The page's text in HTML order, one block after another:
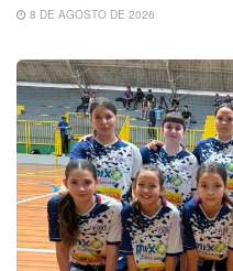
8 DE AGOSTO DE 2026